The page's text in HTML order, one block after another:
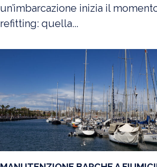
un’imbarcazione inizia il
refitting: quella...